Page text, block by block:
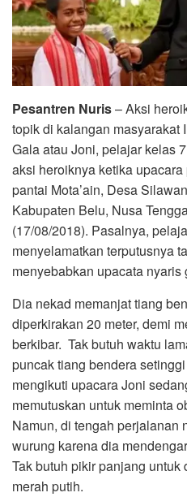
Pesantren Nuris– Aksi
topik di kalangan masyarakat
Gala atau Joni, pelajar kelas
aksi heroiknya ketika
pantai Mota’ain, Desa
Kabupaten Belu, Nusa
(17/08/2018). Pasalnya,
menyelamatkan terputusnya
menyebabkan upacata nyaris
Dia nekad memanjat tiang
diperkirakan 20 meter, demi
berkibar. Tak butuh waktu
puncak tiang bendera
mengikuti upacara Joni
memutuskan untuk meminta
Namun, di tengah perjalanan
wurung karena dia
Tak butuh pikir panjang
merah putih.